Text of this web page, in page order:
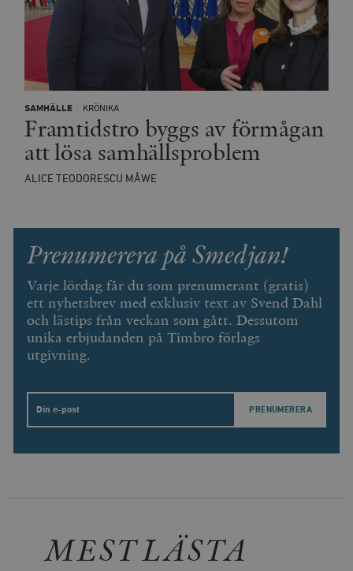
SAMHÄLLE KRÖNIKA
Framtidstro byggs av förmågan
att lösa samhällsproblem
ALICE TEODORESCU MÅWE
Prenumerera på Smedjan!
Varje lördag får du som prenumerant (gratis)
ett nyhetsbrev med exklusiv text av Svend Dahl
och lästips från veckan som gått. Dessutom
unika erbjudanden på Timbro förlags
utgivning.
Email
MEST LÄSTA